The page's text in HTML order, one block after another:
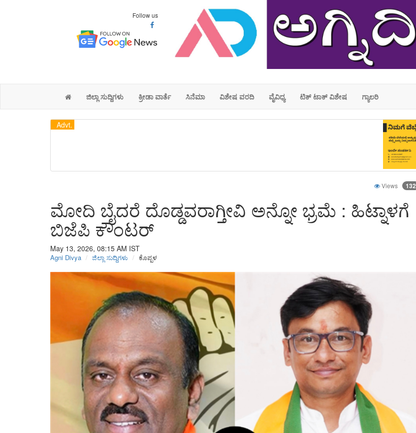
Follow us
ಜಿಲ್ಲಾ ಸುದ್ದಿಗಳು ಕ್ರೀಡಾ ವಾರ್ತೆ ಸಿನೆಮಾ ವಿಶೇಷ ವರದಿ ವೈವಿಧ್ಯ ಟಿಕ್ ಟಾಕ್ ವಿಶೇಷ ಗ್ಯಾಲರಿ
Advt.
Views 132
ಮೋದಿ ಬೈದರೆ ದೊಡ್ಡವರಾಗ್ತೀವಿ ಅನ್ನೋ ಭ್ರಮೆ : ಹಿಟ್ನಾಳಗೆ
ಬಿಜೆಪಿ ಕೌಂಟರ್
May 13, 2026, 08:15 AM IST
Agni Divya ಜಿಲ್ಲಾ ಸುದ್ದಿಗಳು ಕೊಪ್ಪಳ